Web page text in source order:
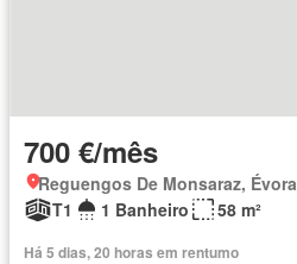
700 €/mês
Reguengos De Monsaraz, Évora
T1
1 Banheiro 58 m²
Há 5 dias, 20 horas em rentumo